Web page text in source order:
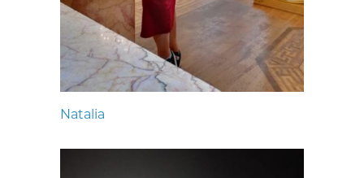
Natalia